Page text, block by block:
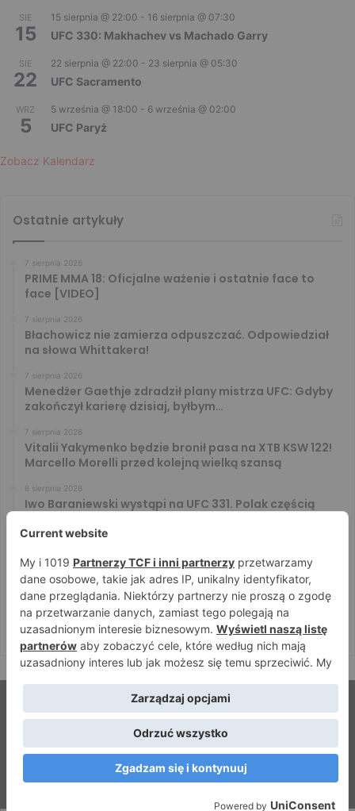
SIE
15
15 sierpnia @ 22:00 - 16 sierpnia @ 07:30
UFC 330: Makhachev vs Machado Garry
SIE
22
22 sierpnia @ 22:00 - 23 sierpnia @ 05:30
UFC Sacramento
WRZ
5
5 września @ 18:00 - 6 września @ 02:00
UFC Paryż
Zobacz Kalendarz
Ostatnie artykuły
7 sierpnia 2026
PRIME MMA 18: Oficjalne ważenie i ostatnie face to
face [VIDEO]
7 sierpnia 2026
Błachowicz nie zamierza odpuszczać. Odpowiedział
na słowa Whittakera!
7 sierpnia 2026
Menedżer Gaethje zdradził plany mistrza UFC: Gdyby
zakończył karierę dzisiaj, byłbym…
7 sierpnia 2026
Vitalii Yakymenko będzie bronił pasa na XTB KSW 122!
Marcello Morelli przed kolejną wielką szansą
6 sierpnia 2026
Iwo Baraniewski wystąpi na UFC 331. Polak częścią
Don Kasjo poznał rywala na FAME 32. Bartosz Szachta
przeciwnikiem Króla
6 sierpnia 2026
Niepokonany Włodarczyk zawalczy o ranking! Na XTB
KSW 122 zmierzy się z Paivą
© Strefamma.pl 2026, Wszelkie prawa zastrzeżone |
Home
Redakcja Kontakt
FacebookYouTube
RSS